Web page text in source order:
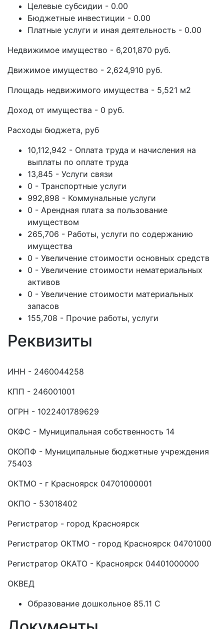
Целевые субсидии - 0.00
Бюджетные инвестиции - 0.00
Платные услуги и иная деятельность - 0.00
Недвижимое имущество - 6,201,870 руб.
Движимое имущество - 2,624,910 руб.
Площадь недвижимого имущества - 5,521 м2
Доход от имущества - 0 руб.
Расходы бюджета, руб
10,112,942 - Оплата труда и начисления на
выплаты по оплате труда
13,845 - Услуги связи
0 - Транспортные услуги
992,898 - Коммунальные услуги
0 - Арендная плата за пользование
имуществом
265,706 - Работы, услуги по содержанию
имущества
0 - Увеличение стоимости основных средств
0 - Увеличение стоимости нематериальных
активов
0 - Увеличение стоимости материальных
запасов
155,708 - Прочие работы, услуги
Реквизиты
ИНН - 2460044258
КПП - 246001001
ОГРН - 1022401789629
ОКФС - Муниципальная собственность 14
ОКОПФ - Муниципальные бюджетные учреждения
75403
ОКТМО - г Красноярск 04701000001
ОКПО - 53018402
Регистратор - город Красноярск
Регистратор ОКТМО - город Красноярск 04701000
Регистратор ОКАТО - Красноярск 04401000000
ОКВЕД
Образование дошкольное 85.11 C